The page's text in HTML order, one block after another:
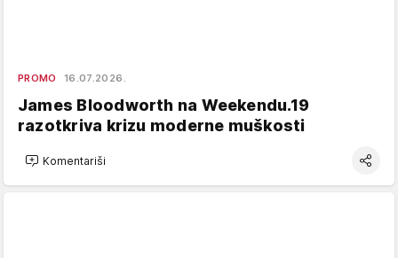
PROMO 16.07.2026.
James Bloodworth na Weekendu.19
razotkriva krizu moderne muškosti
Komentariši